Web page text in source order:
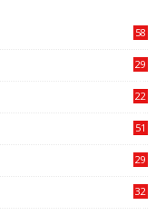
58
29
22
51
29
32